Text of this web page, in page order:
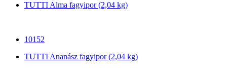
TUTTI Alma fagyipor (2,04 kg)
10152
TUTTI Ananász fagyipor (2,04 kg)